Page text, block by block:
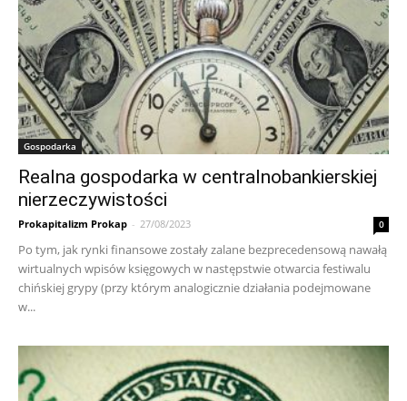
Gospodarka
Realna gospodarka w centralnobankierskiej
nierzeczywistości
Prokapitalizm Prokap - 27/08/2023 0
Po tym, jak rynki finansowe zostały zalane bezprecedensową nawałą
wirtualnych wpisów księgowych w następstwie otwarcia festiwalu
chińskiej grypy (przy którym analogicznie działania podejmowane
w...